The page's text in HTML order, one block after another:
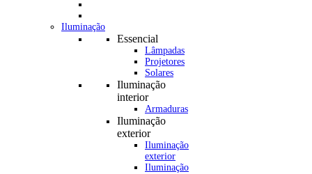
Iluminação
Essencial
Lâmpadas
Projetores
Solares
Iluminação
interior
Armaduras
Iluminação
exterior
Iluminação
exterior
Iluminação